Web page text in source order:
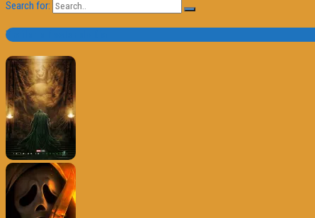
Search for:
Trailer e Poster do Dia